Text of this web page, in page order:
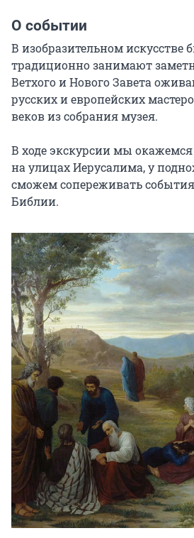
О событии
В изобразительном искусстве
традиционно занимают
Ветхого и Нового Завета
русских и европейских
веков из собрания музея.
В ходе экскурсии мы
на улицах Иерусалима, у
сможем сопереживать
Библии.